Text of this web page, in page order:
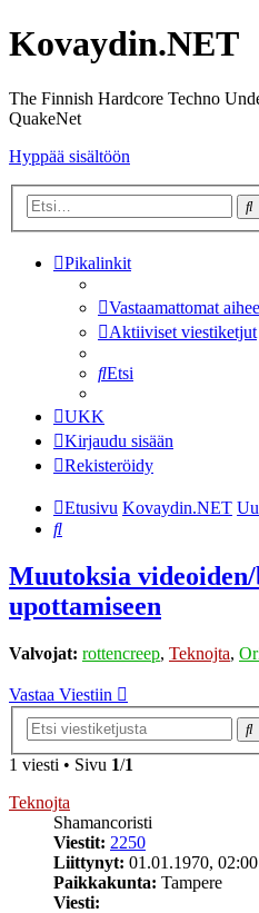
Kovaydin.NET
The Finnish Hardcore Techno
QuakeNet
Hyppää sisältöön
Pikalinkit
Vastaamattomat
Aktiiviset viestiketjut
Etsi
UKK
Kirjaudu sisään
Rekisteröidy
Etusivu Kovaydin.NET
Etsi
Muutoksia
upottamiseen
Valvojat: rottencreep, Teknojta,
Vastaa Viestiin
1 viesti • Sivu 1/1
Teknojta
Shamancoristi
Viestit: 2250
Liittynyt: 01.01.1970, 02:00
Paikkakunta: Tampere
Viesti: